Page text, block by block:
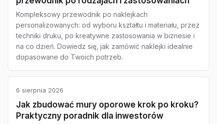
Kompleksowy przewodnik po naklejkach
personalizowanych: od wyboru kształtu i materiału, przez
techniki druku, po kreatywne zastosowania w biznesie i
na co dzień. Dowiedz się, jak zamówić naklejki idealnie
dopasowane do Twoich potrzeb.
6 sierpnia 2026
Jak zbudować mury oporowe krok po kroku?
Praktyczny poradnik dla inwestorów